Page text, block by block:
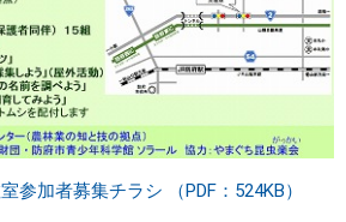
参加者募集チラシ （PDF：524KB）